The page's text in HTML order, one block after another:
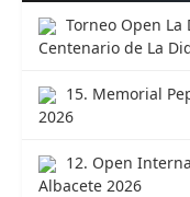
Torneo Open La
Centenario de La
15. Memorial
2026
12. Open
Albacete 2026